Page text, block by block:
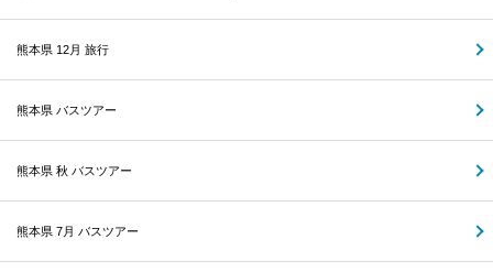
熊本県 12月 旅行
熊本県 バスツアー
熊本県 秋 バスツアー
熊本県 7月 バスツアー